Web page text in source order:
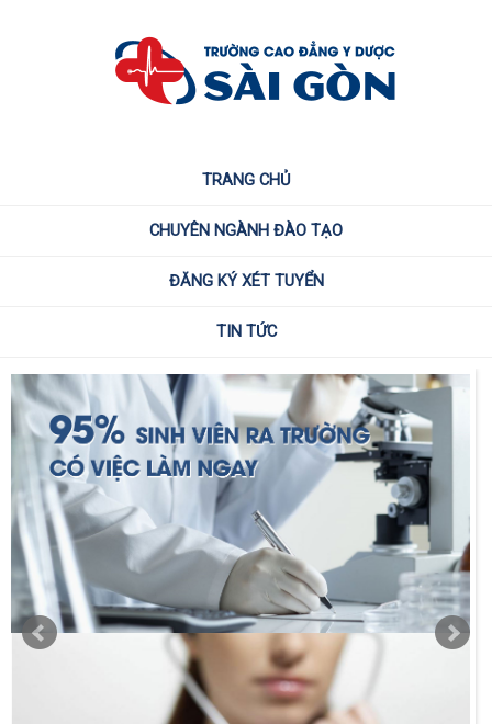
TRANG CHỦ
CHUYÊN NGÀNH ĐÀO TẠO
ĐĂNG KÝ XÉT TUYỂN
TIN TỨC